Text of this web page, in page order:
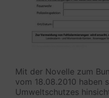
Mit der Novelle zum
vom 18.08.2010 haben
Umweltschutzes